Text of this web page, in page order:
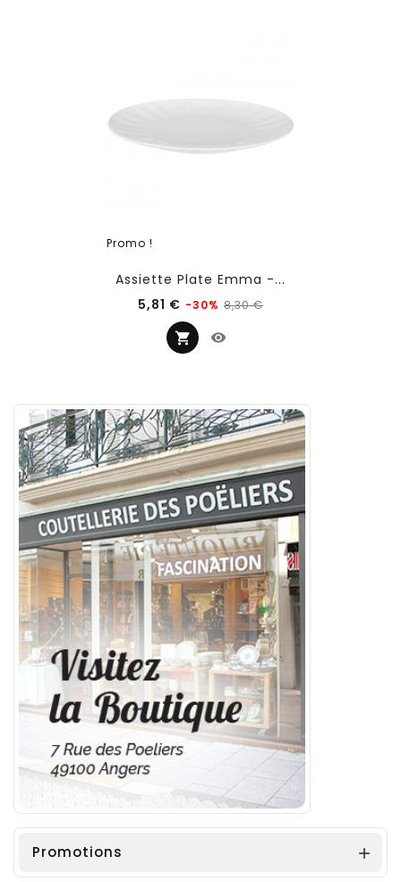
Promo !
Assiette Plate Emma -...
5,81 € Prix
​​
habituel
-30% 8,30 €Prix
Promotions 